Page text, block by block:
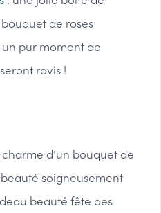
de roses
pur moment de
ravis !
d’un bouquet de
soigneusement
beauté fête des